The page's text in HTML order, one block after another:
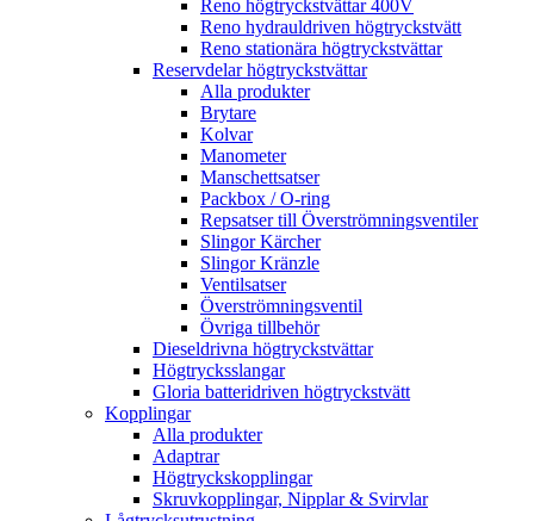
Reno högtryckstvättar 400V
Reno hydrauldriven högtryckstvätt
Reno stationära högtryckstvättar
Reservdelar högtryckstvättar
Alla produkter
Brytare
Kolvar
Manometer
Manschettsatser
Packbox / O-ring
Repsatser till Överströmningsventiler
Slingor Kärcher
Slingor Kränzle
Ventilsatser
Överströmningsventil
Övriga tillbehör
Dieseldrivna högtryckstvättar
Högtrycksslangar
Gloria batteridriven högtryckstvätt
Kopplingar
Alla produkter
Adaptrar
Högtryckskopplingar
Skruvkopplingar, Nipplar & Svirvlar